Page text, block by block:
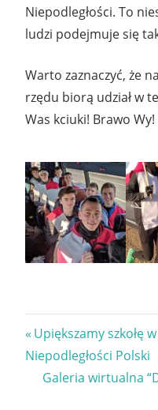
Niepodległości. To
ludzi podejmuje się
Warto zaznaczyć, że
rzędu biorą udział w
Was kciuki! Brawo Wy!
Nawigacja
wpisu
Previous
Post:
Upiększamy szkołę
Niepodległości Polski
Next
Galeria wirtualna